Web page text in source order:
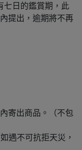
七日的鑑賞期，此
提出，逾期將不再
寄出商品。（不包
遇不可抗拒天災，